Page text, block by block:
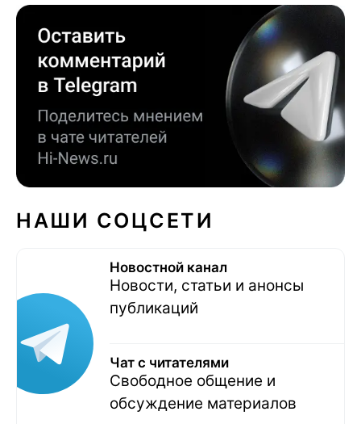
НАШИ СОЦСЕТИ
Новостной канал
Новости, статьи и анонсы
публикаций
Чат с читателями
Свободное общение и
обсуждение материалов